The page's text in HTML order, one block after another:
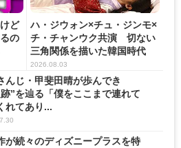
ど
の
ハ・ジウォン×チュ・ジンモ×
チ・チャンウク共演 切ない
三角関係を描いた韓国時代
劇...
2026.08.03
んじ・甲斐田晴が歩んでき
”を辿る「僕をここまで連れて
れてあり...
が続々のディズニープラスを特